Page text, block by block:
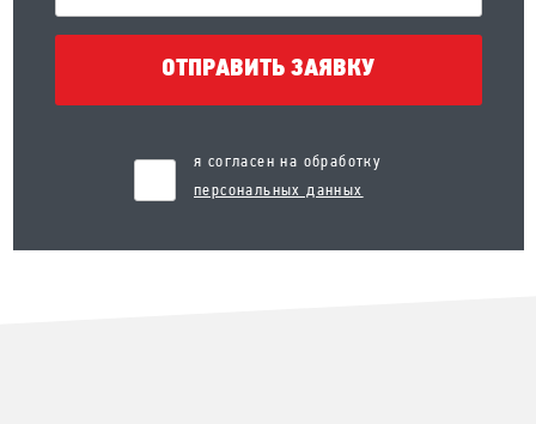
ОТПРАВИТЬ ЗАЯВКУ
я согласен на обработку
персональных данных